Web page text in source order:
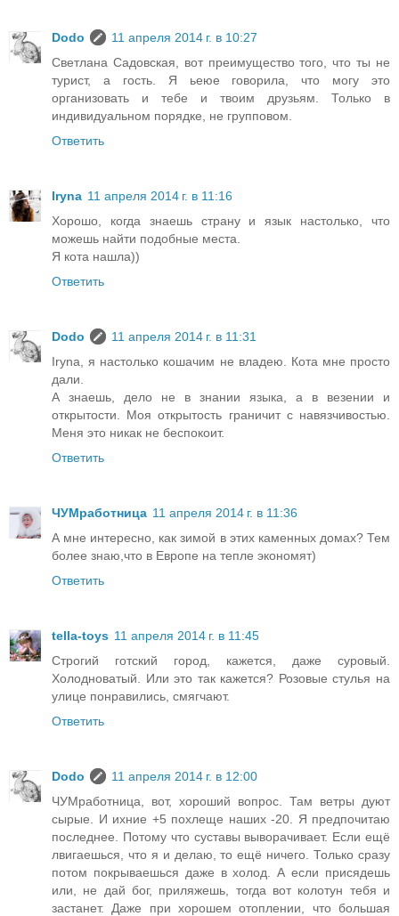
Dodo
11 апреля 2014 г. в 10:27
Светлана Садовская, вот преимущество того, что ты не
турист, а гость. Я ьеюе говорила, что могу это
организовать и тебе и твоим друзьям. Только в
индивидуальном порядке, не групповом.
Ответить
Iryna 11 апреля 2014 г. в 11:16
Хорошо, когда знаешь страну и язык настолько, что
можешь найти подобные места.
Я кота нашла))
Ответить
Dodo
11 апреля 2014 г. в 11:31
Iryna, я настолько кошачим не владею. Кота мне просто
дали.
А знаешь, дело не в знании языка, а в везении и
открытости. Моя открытость граничит с навязчивостью.
Меня это никак не беспокоит.
Ответить
ЧУМработница 11 апреля 2014 г. в 11:36
А мне интересно, как зимой в этих каменных домах? Тем
более знаю,что в Европе на тепле экономят)
Ответить
tella-toys 11 апреля 2014 г. в 11:45
Строгий готский город, кажется, даже суровый.
Холодноватый. Или это так кажется? Розовые стулья на
улице понравились, смягчают.
Ответить
Dodo
11 апреля 2014 г. в 12:00
ЧУМработница, вот, хороший вопрос. Там ветры дуют
сырые. И ихние +5 похлеще наших -20. Я предпочитаю
последнее. Потому что суставы выворачивает. Если ещё
лвигаешься, что я и делаю, то ещё ничего. Только сразу
потом покрываешься даже в холод. А если присядешь
или, не дай бог, приляжешь, тогда вот колотун тебя и
застанет. Даже при хорошем отоплении, что большая